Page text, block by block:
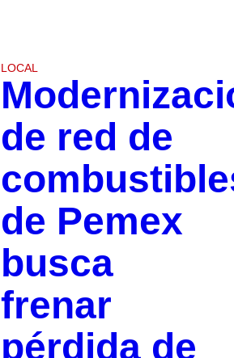
LOCAL
de red de
de Pemex
busca
frenar
pérdida de